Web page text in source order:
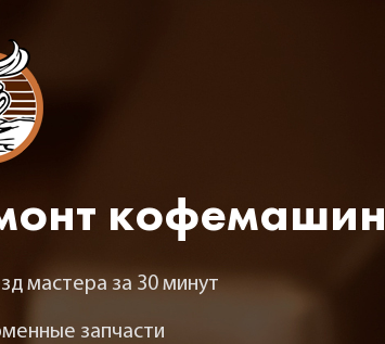
мастера за 30 минут
запчасти